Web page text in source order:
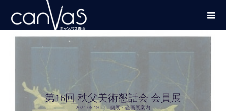
第16回 秩父美術懇話会 会員展
2024.06.19 個展・企画展案内